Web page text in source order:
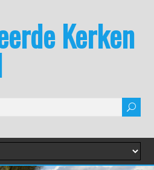
Kerken